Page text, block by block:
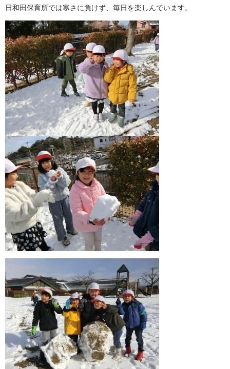
日和田保育所では寒さに負けず、毎日を楽しんでいます。